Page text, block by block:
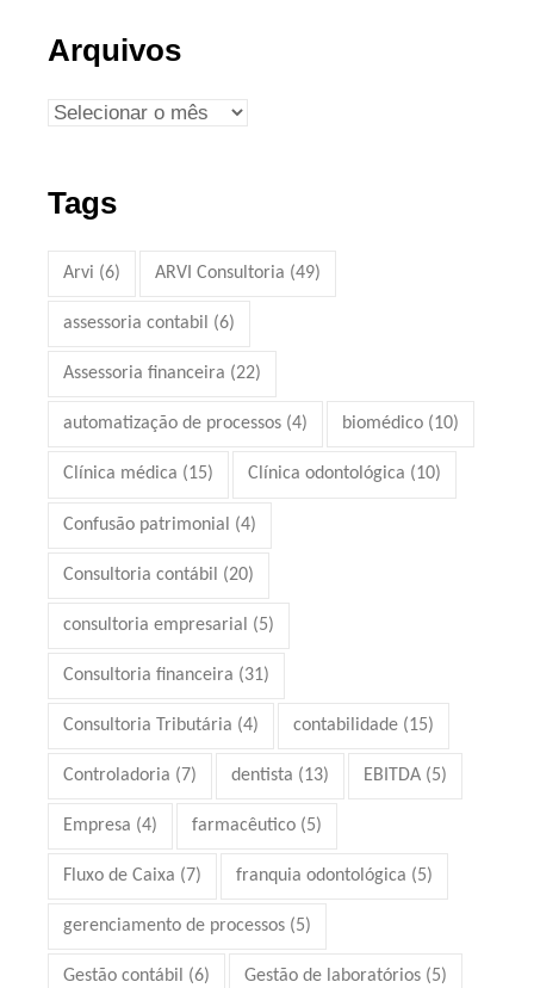
Arquivos
Tags
Arvi (6) ARVI Consultoria (49)
assessoria contabil (6)
Assessoria financeira (22)
automatização de processos (4) biomédico (10)
Clínica médica (15) Clínica odontológica (10)
Confusão patrimonial (4)
Consultoria contábil (20)
consultoria empresarial (5)
Consultoria financeira (31)
Consultoria Tributária (4) contabilidade (15)
Controladoria (7) dentista (13) EBITDA (5)
Empresa (4) farmacêutico (5)
Fluxo de Caixa (7) franquia odontológica (5)
gerenciamento de processos (5)
Gestão contábil (6) Gestão de laboratórios (5)